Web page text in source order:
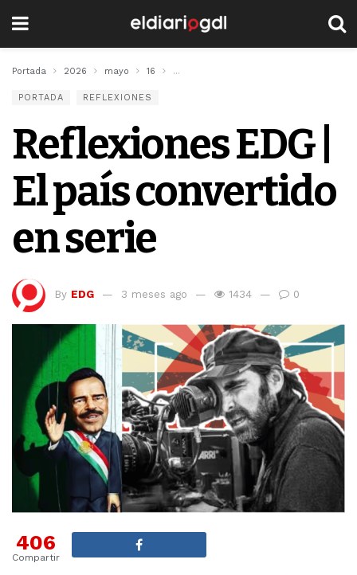
Portada 2026 mayo 16 Reflexiones EDG | El país convertido en
PORTADA REFLEXIONES
Reflexiones EDG |
El país convertido
en serie
By EDG 3 meses ago 1434 0
406
Compartir